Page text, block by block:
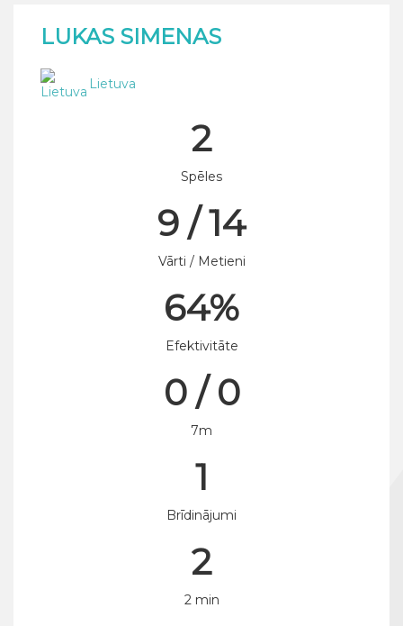
LUKAS SIMENAS
Lietuva
2
Spēles
9 / 14
Vārti / Metieni
64%
Efektivitāte
0 / 0
7m
1
Brīdinājumi
2
2 min